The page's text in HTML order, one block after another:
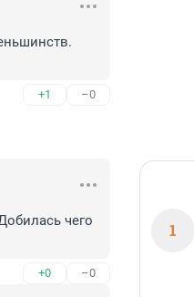
+1 –0
чего
+0 –0
1